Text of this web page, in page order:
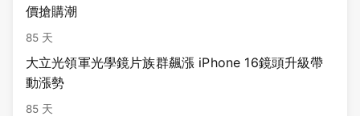
價搶購潮
85 天
大立光領軍光學鏡片族群飆漲 iPhone 16鏡頭升級帶
動漲勢
85 天